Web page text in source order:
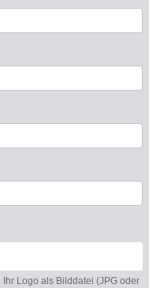
Logo als Bilddatei (JPG oder